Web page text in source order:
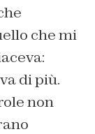
che mi
di più.
non